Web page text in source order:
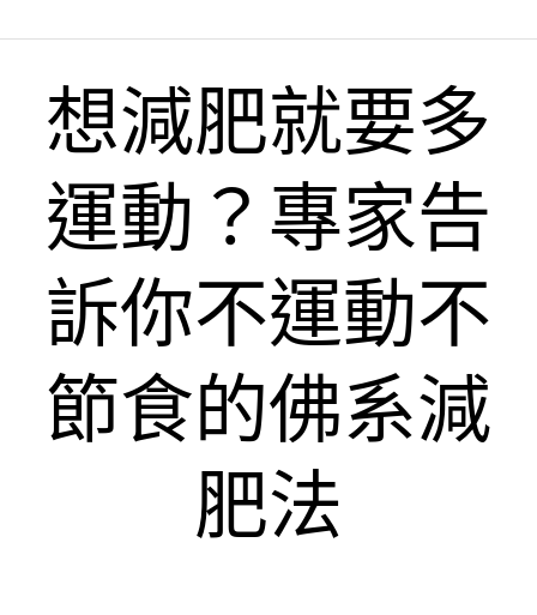
想減肥就要多
運動？專家告
訴你不運動不
節食的佛系減
肥法